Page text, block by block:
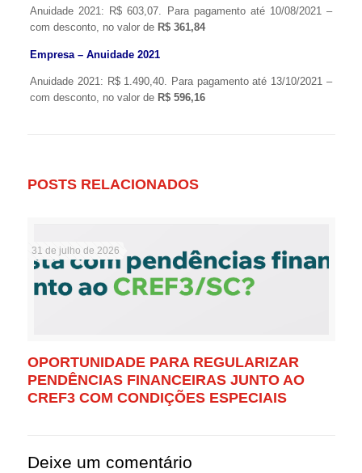
Anuidade 2021: R$ 603,07. Para pagamento até 10/08/2021 –
com desconto, no valor de R$ 361,84
Empresa – Anuidade 2021
Anuidade 2021: R$ 1.490,40. Para pagamento até 13/10/2021 –
com desconto, no valor de R$ 596,16
POSTS RELACIONADOS
31 de julho de 2026
OPORTUNIDADE PARA REGULARIZAR
PENDÊNCIAS FINANCEIRAS JUNTO AO
CREF3 COM CONDIÇÕES ESPECIAIS
Deixe um comentário